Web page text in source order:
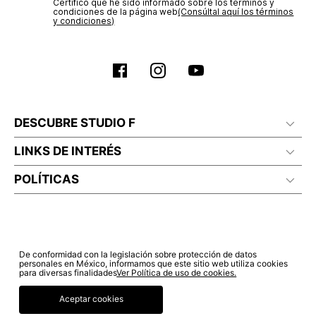
Certifico que he sido informado sobre los términos y
condiciones de la página web‎(Consúltal aquí los términos
y condiciones)
DESCUBRE STUDIO F
LINKS DE INTERÉS
POLÍTICAS
De conformidad con la legislación sobre protección de datos
personales en México, informamos que este sitio web utiliza cookies
para diversas finalidadesVer Política de uso de cookies.
Aceptar cookies